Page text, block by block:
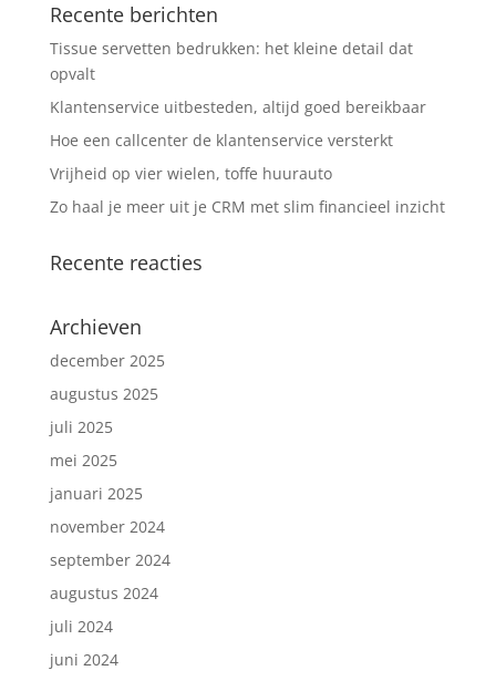
Recente berichten
Tissue servetten bedrukken: het kleine detail dat
opvalt
Klantenservice uitbesteden, altijd goed bereikbaar
Hoe een callcenter de klantenservice versterkt
Vrijheid op vier wielen, toffe huurauto
Zo haal je meer uit je CRM met slim financieel inzicht
Recente reacties
Archieven
december 2025
augustus 2025
juli 2025
mei 2025
januari 2025
november 2024
september 2024
augustus 2024
juli 2024
juni 2024